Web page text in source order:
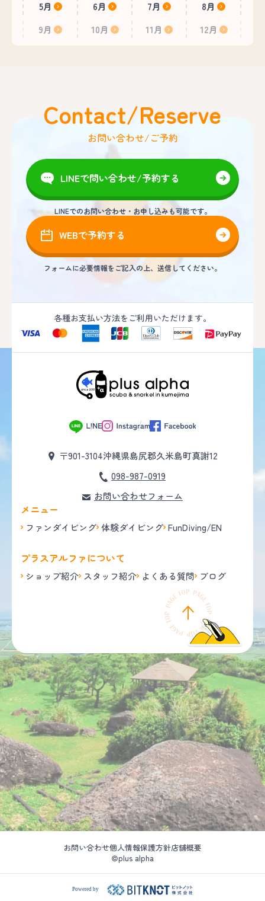
5月
6月 7月
8月
9月
10月 11月 12月
Contact/Reserve
お問い合わせ/ご予約
LINEで問い合わせ/予約する
LINEでのお問い合わせ・お申し込みも可能です。
WEBで予約する
フォームに必要情報をご記入の上、送信してください。
各種お支払い方法をご利用いただけます。
〒901-3104沖縄県島尻郡久米島町真謝12
098-987-0919
お問い合わせフォーム
メニュー
ファンダイビング 体験ダイビング FunDiving/EN
プラスアルファについて
ショップ紹介 スタッフ紹介 よくある質問 ブログ
お問い合わせ個人情報保護方針店舗概要
©plus alpha